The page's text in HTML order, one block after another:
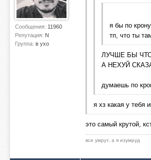
Сообщения: 11960
Репутация: N
Группа: в ухо
я бы по
тп, что ты
ЛУЧШЕ БЫ
А НЕХУЙ
думаешь по
я хз какая у тебя
это самый крутой,
все умрут, а я изумруд